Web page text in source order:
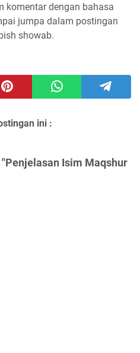
komentar dengan bahasa
jumpa dalam postingan
showab.
ini :
Isim Maqshur